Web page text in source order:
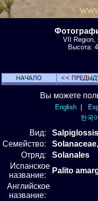
VII Region,
Высота:
Вы можете
English|
한국
Вид:
Семейство:
Отряд:
Solanales
Испанское
название:
Palito
Английское
название: